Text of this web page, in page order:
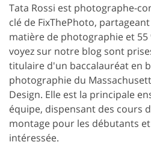
Tata Rossi est photographe-
clé de FixThePhoto,
matière de photographie et 55
voyez sur notre blog sont
titulaire d'un baccalauréat en
photographie du
Design. Elle est la principale
équipe, dispensant des cours
montage pour les débutants
intéressée.